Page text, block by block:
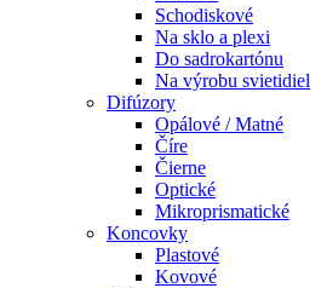
Schodiskové
Na sklo a plexi
Do sadrokartónu
Na výrobu svietidiel
Difúzory
Opálové / Matné
Číre
Čierne
Optické
Mikroprismatické
Koncovky
Plastové
Kovové